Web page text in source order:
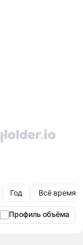
Год Всё время
Профиль объёма